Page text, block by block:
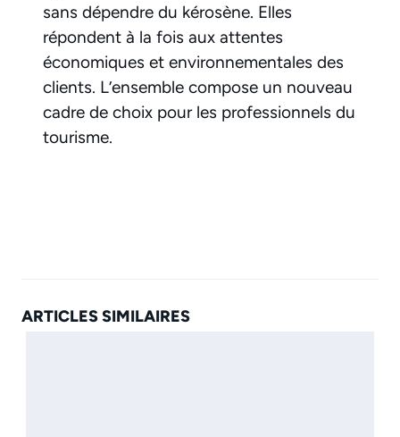
sans dépendre du kérosène. Elles
répondent à la fois aux attentes
économiques et environnementales des
clients. L’ensemble compose un nouveau
cadre de choix pour les professionnels du
tourisme.
ARTICLES SIMILAIRES